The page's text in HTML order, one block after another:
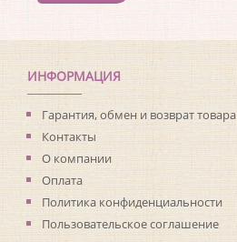
Длина рулона:
10.05
Ширина рулона: 0.52
Материал покрытия:Акриловое
Страна:Германия
Материал основы:
Раппорт:53
ИНФОРМАЦИЯ
Гарантия, обмен и возврат товара
Контакты
О компании
Оплата
Политика конфиденциальности
Пользовательское соглашение